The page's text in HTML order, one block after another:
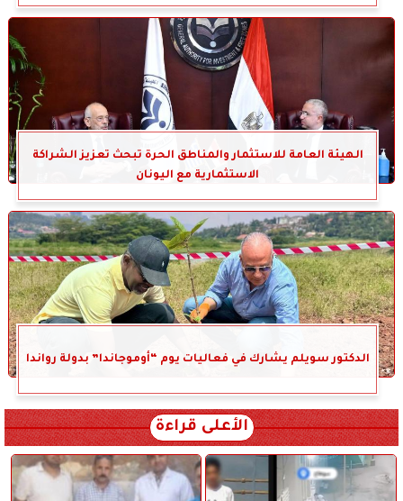
الهيئة العامة للاستثمار والمناطق الحرة تبحث تعزيز الشراكة
الاستثمارية مع اليونان
الدكتور سويلم يشارك في فعاليات يوم “أوموجاندا” بدولة رواندا
الأعلى قراءة